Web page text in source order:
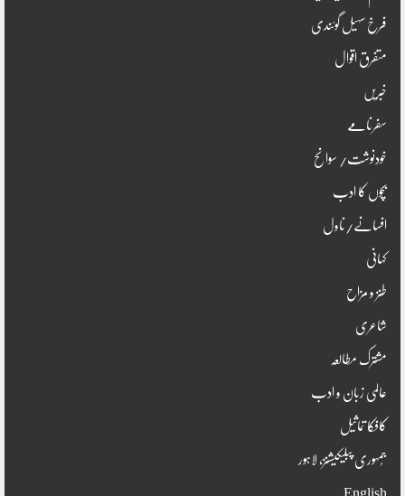
فرخ سہیل گوئندی
متفرق اقوال
خبریں
سفرنامے
خودنوشت/ سوانح
بچوں کا ادب
افسانے/ناول
کہانی
طنز و مزاح
شاعری
مشترک مطالعہ
عالمی زبان و ادب
کافکا تماثیل
جُمہوری پبلیکیشنز، لاہور